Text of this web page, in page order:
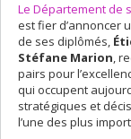
Le Département de
est fier d’annoncer
de ses diplômés,
Stéfane Marion,
pairs pour
qui occupent
stratégiques et
l’une des plus